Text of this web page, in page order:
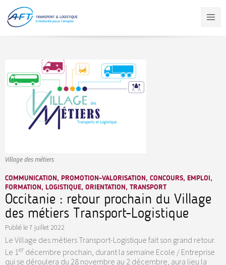
contenu
principal
Village des métiers
COMMUNICATION, PROMOTION-VALORISATION, CONCOURS, EMPLOI,
FORMATION, LOGISTIQUE, ORIENTATION, TRANSPORT
Occitanie : retour prochain du Village
des métiers Transport-Logistique
Publié le7 juillet 2022
Le Village des métiers Transport-Logistique fait son grand retour.
Le 1er décembre prochain, durant la semaine Ecole / Entreprise
qui se déroulera du 28 novembre au 2 décembre, aura lieu la